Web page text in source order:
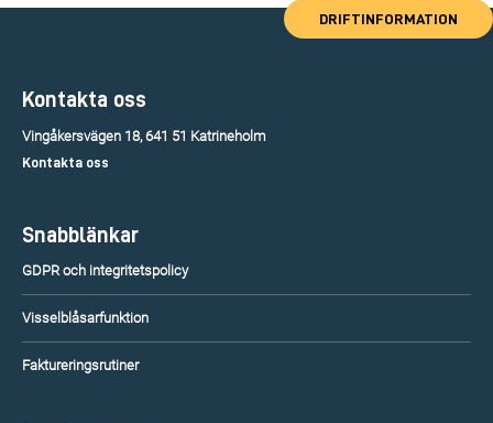
DRIFTINFORMATION
Kontakta oss
Vingåkersvägen 18, 641 51 Katrineholm
Kontakta oss
Snabblänkar
GDPR och integritetspolicy
Visselblåsarfunktion
Faktureringsrutiner